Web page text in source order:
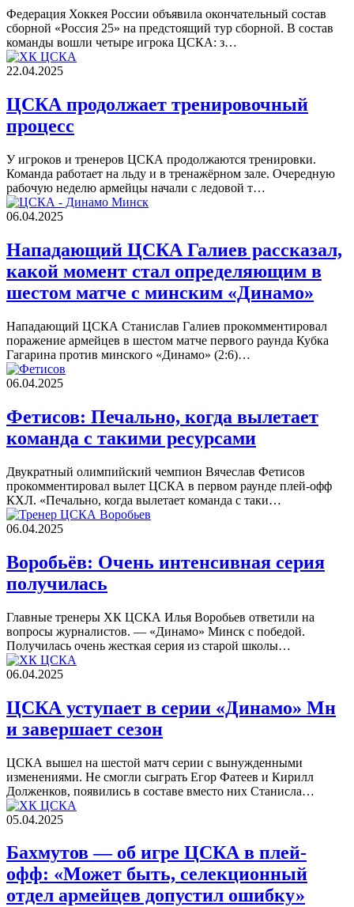
Федерация Хоккея России объявила окончательный состав
сборной «Россия 25» на предстоящий тур сборной. В состав
команды вошли четыре игрока ЦСКА: з…
22.04.2025
ЦСКА продолжает тренировочный
процесс
У игроков и тренеров ЦСКА продолжаются тренировки.
Команда работает на льду и в тренажёрном зале. Очередную
рабочую неделю армейцы начали с ледовой т…
06.04.2025
Нападающий ЦСКА Галиев рассказал,
какой момент стал определяющим в
шестом матче с минским «Динамо»
Нападающий ЦСКА Станислав Галиев прокомментировал
поражение армейцев в шестом матче первого раунда Кубка
Гагарина против минского «Динамо» (2:6)…
06.04.2025
Фетисов: Печально, когда вылетает
команда с такими ресурсами
Двукратный олимпийский чемпион Вячеслав Фетисов
прокомментировал вылет ЦСКА в первом раунде плей-офф
КХЛ. «Печально, когда вылетает команда с таки…
06.04.2025
Воробьёв: Очень интенсивная серия
получилась
Главные тренеры ХК ЦСКА Илья Воробьев ответили на
вопросы журналистов. — «Динамо» Минск с победой.
Получилась очень жесткая серия из старой школы…
06.04.2025
ЦСКА уступает в серии «Динамо» Мн
и завершает сезон
ЦСКА вышел на шестой матч серии с вынужденными
изменениями. Не смогли сыграть Егор Фатеев и Кирилл
Долженков, появились в составе вместо них Станисла…
05.04.2025
Бахмутов — об игре ЦСКА в плей-
офф: «Может быть, селекционный
отдел армейцев допустил ошибку»